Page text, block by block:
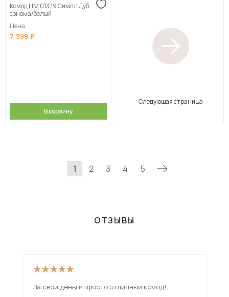
Комод НМ 013.19 Симпл Дуб
сонома/белый
Цена
7 399
В корзину
Следующая страница
1 2 3 4 5
ОТЗЫВЫ
За свои деньги просто отличный комод!